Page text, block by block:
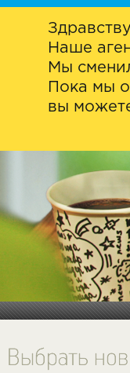
Наше
Мы
Пока мы
вы